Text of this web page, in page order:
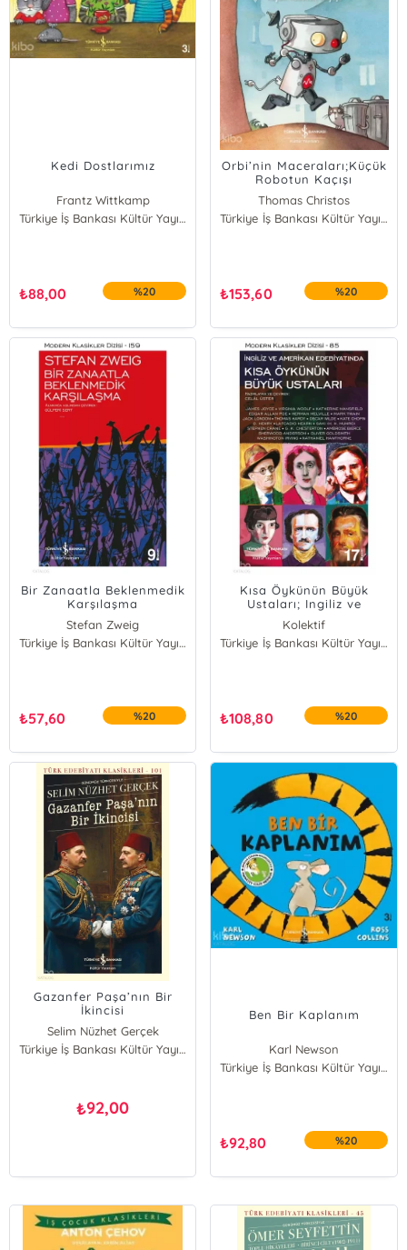
Kedi Dostlarımız
Frantz Wittkamp
Türkiye İş Bankası Kültür Yayınları
₺88,00 %20
Orbi’nin Maceraları;Küçük
Robotun Kaçışı
Thomas Christos
Türkiye İş Bankası Kültür Yayınları
₺153,60 %20
Bir Zanaatla Beklenmedik
Karşılaşma
Stefan Zweig
Türkiye İş Bankası Kültür Yayınları
₺57,60 %20
Kısa Öykünün Büyük
Ustaları; Ingiliz ve
Amerikan Edebiyatında
Kolektif
Türkiye İş Bankası Kültür Yayınları
₺108,80 %20
Gazanfer Paşa’nın Bir
İkincisi
Selim Nüzhet Gerçek
Türkiye İş Bankası Kültür Yayınları
₺92,00
Ben Bir Kaplanım
Karl Newson
Türkiye İş Bankası Kültür Yayınları
₺92,80 %20